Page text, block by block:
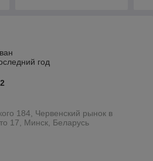
год
184, Червенский рынок в
17, Минск, Беларусь